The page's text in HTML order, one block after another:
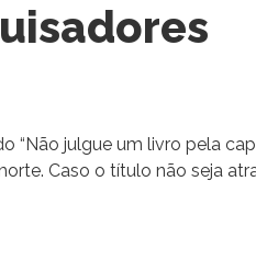
julgue um livro pela
Caso o título não seja